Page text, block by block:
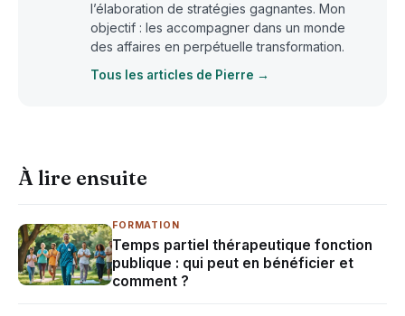
l’élaboration de stratégies gagnantes. Mon
objectif : les accompagner dans un monde
des affaires en perpétuelle transformation.
Tous les articles de Pierre →
À lire ensuite
FORMATION
Temps partiel thérapeutique fonction
publique : qui peut en bénéficier et
comment ?